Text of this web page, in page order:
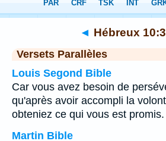
Chapitre 10> Verset 36
◄ Hébreux
Versets Parallèles
Louis Segond Bible
Car vous avez besoin de
qu'après avoir accompli la
obteniez ce qui vous est promis.
Martin Bible